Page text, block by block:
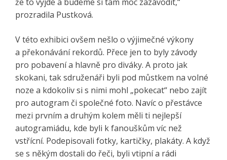
že to vyjde a budeme si tam moc zazávodit,“
prozradila Pustková.
V této exhibici ovšem nešlo o výjimečné výkony
a překonávání rekordů. Přece jen to byly závody
pro pobavení a hlavně pro diváky. A proto jak
skokani, tak sdruženáři byli pod můstkem na volné
noze a kdokoliv si s nimi mohl „pokecat“ nebo zajít
pro autogram či společné foto. Navíc o přestávce
mezi prvním a druhým kolem měli ti nejlepší
autogramiádu, kde byli k fanouškům víc než
vstřícní. Podepisovali fotky, kartičky, plakáty. A když
se s někým dostali do řeči, byli vtipní a rádi